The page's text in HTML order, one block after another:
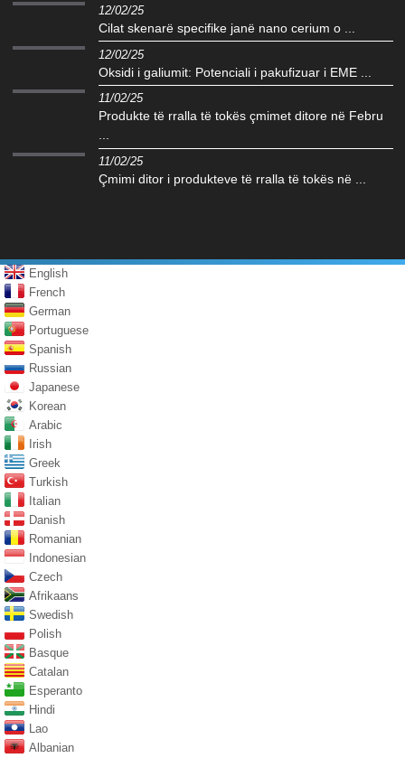
12/02/25
Cilat skenarë specifike janë nano cerium o ...
12/02/25
Oksidi i galiumit: Potenciali i pakufizuar i EME ...
11/02/25
Produkte të rralla të tokës çmimet ditore në Febru
...
11/02/25
Çmimi ditor i produkteve të rralla të tokës në ...
English
French
German
Portuguese
Spanish
Russian
Japanese
Korean
Arabic
Irish
Greek
Turkish
Italian
Danish
Romanian
Indonesian
Czech
Afrikaans
Swedish
Polish
Basque
Catalan
Esperanto
Hindi
Lao
Albanian